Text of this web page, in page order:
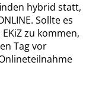
hybrid statt,
Sollte es
zu kommen,
Tag vor